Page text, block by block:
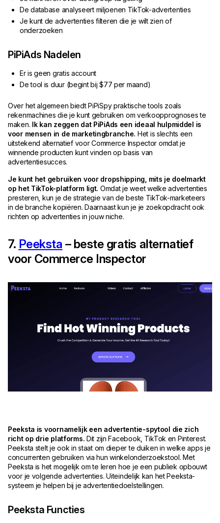
De database analyseert miljoenen TikTok-advertenties
Je kunt de advertenties filteren die je wilt zien of
onderzoeken
PiPiAds Nadelen
Er is geen gratis account
De tool is duur (begint bij $77 per maand)
Over het algemeen biedt PiPiSpy praktische tools zoals
rekenmachines die je kunt gebruiken om verkoopprognoses te
maken. Ik kan zeggen dat PiPiAds een ideaal hulpmiddel is
voor mensen in de marketingbranche. Het is slechts een
uitstekend alternatief voor Commerce Inspector omdat je
winnende producten kunt vinden op basis van
advertentiesucces.
Je kunt het gebruiken voor dropshipping, mits je doelmarkt
op het TikTok-platform ligt. Omdat je weet welke advertenties
presteren, kun je de strategie van de beste TikTok-marketeers
in de branche kopiëren. Daarnaast kun je je zoekopdracht ook
richten op advertenties in jouw niche.
7. Peeksta – beste gratis alternatief
voor Commerce Inspector
Peeksta is voornamelijk een advertentie-spytool die zich
richt op drie platforms.Dit zijn Facebook, TikTok en Pinterest.
Peeksta stelt je ook in staat om dieper te duiken in welke apps je
concurrenten gebruiken via hun winkelonderzoekstool. Met
Peeksta is het mogelijk om te leren hoe je een publiek opbouwt
voor je volgende advertenties. Uiteindelijk kan het Peeksta-
systeem je helpen bij je advertentiedoelstellingen.
Peeksta Functies